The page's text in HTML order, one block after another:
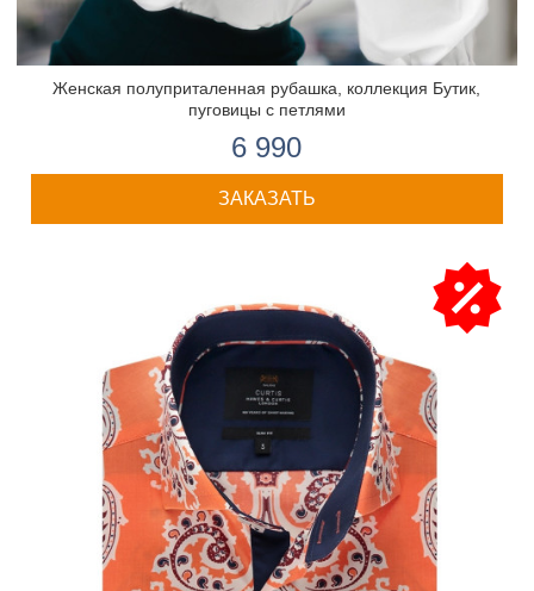
Женская полуприталенная рубашка, коллекция Бутик,
пуговицы с петлями
6 990
ЗАКАЗАТЬ